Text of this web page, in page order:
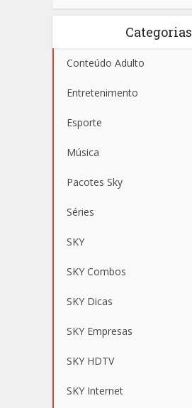
Categorias
Conteúdo Adulto
Entretenimento
Esporte
Música
Pacotes Sky
Séries
SKY
SKY Combos
SKY Dicas
SKY Empresas
SKY HDTV
SKY Internet